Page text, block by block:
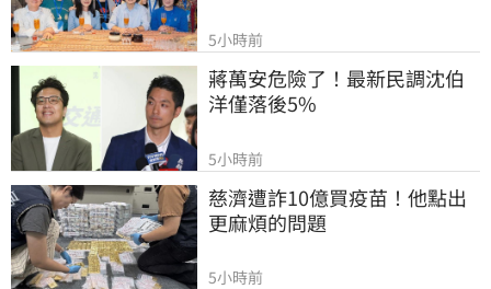
5小時前
蔣萬安危險了！最新民調沈伯
洋僅落後5%
5小時前
慈濟遭詐10億買疫苗！他點出
更麻煩的問題
5小時前